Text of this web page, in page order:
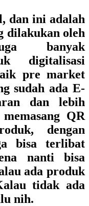
dan ini adalah
dilakukan oleh
banyak
digitalisasi
pre market
sudah ada E-
dan lebih
QR
dengan
bisa terlibat
nanti bisa
ada produk
tidak ada
nih.